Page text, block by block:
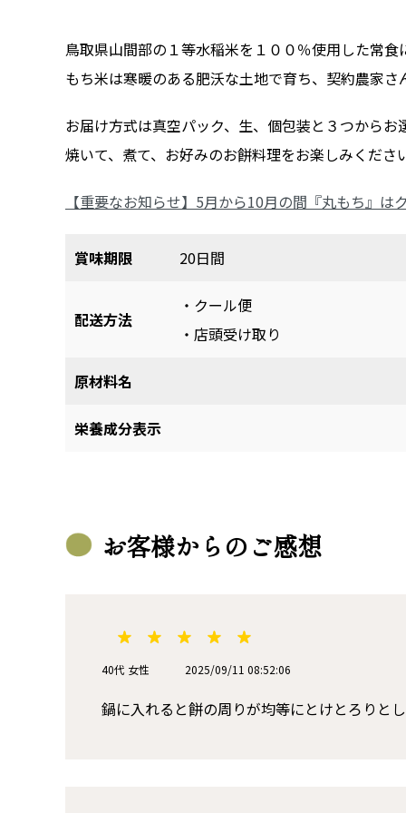
鳥取県山間部の１等水稲米を１００％使用した常食
もち米は寒暖のある肥沃な土地で育ち、契約農家
お届け方式は真空パック、生、個包装と３つからお
焼いて、煮て、お好みのお餅料理をお楽しみくださ
【重要なお知らせ】5月から10月の間『丸もち』
賞味期限 20日間
配送方法
・クール便
・店頭受け取り
原材料名
栄養成分表示
お客様からのご感想
40代 女性 2025/09/11 08:52:06
鍋に入れると餅の周りが均等にとけとろりと